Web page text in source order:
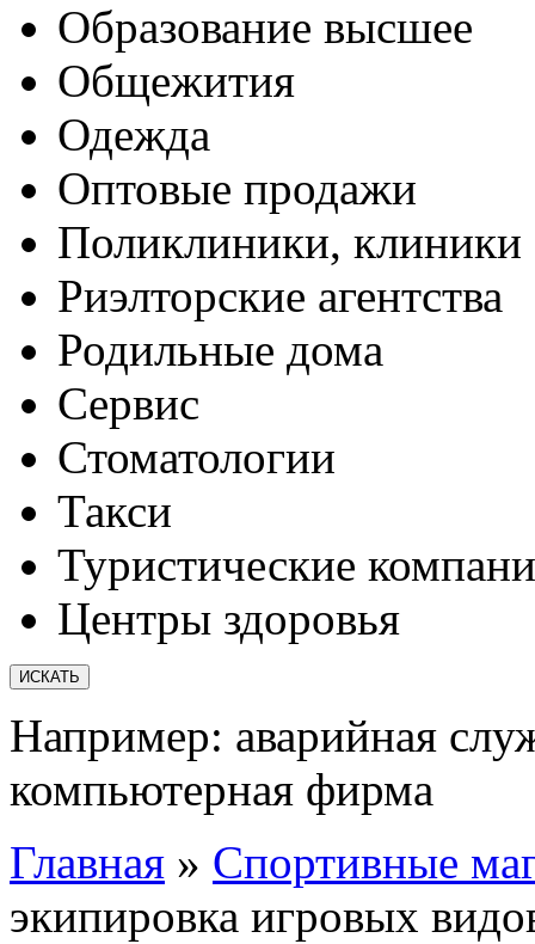
Образование высшее
Общежития
Одежда
Оптовые продажи
Поликлиники, клиники
Риэлторские агентства
Родильные дома
Сервис
Стоматологии
Такси
Туристические
Центры здоровья
Например: аварийная
компьютерная фирма
Главная » Спортивные
экипировка игровых